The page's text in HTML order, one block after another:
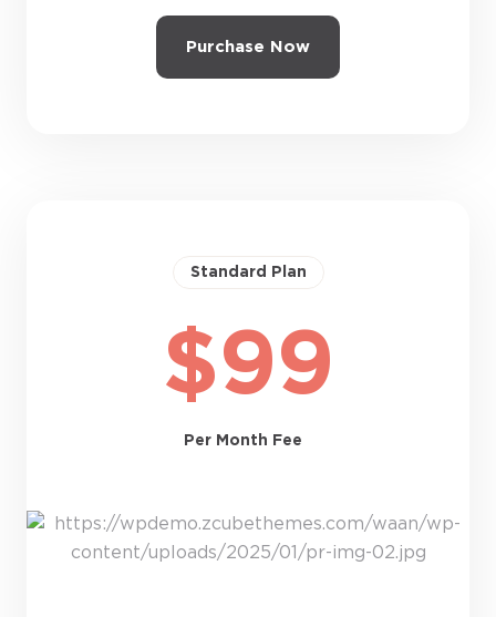
Purchase Now
Standard Plan
$99
Per Month Fee